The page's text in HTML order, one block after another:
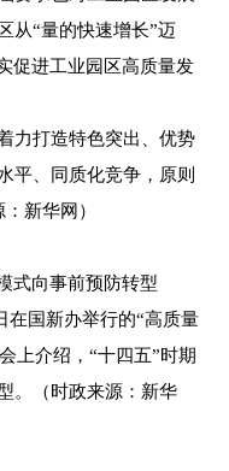
从“量的快速增长”迈
促进工业园区高质量发
力打造特色突出、优势
平、同质化竞争，原则
新华网）
式向事前预防转型
在国新办举行的“高质量
上介绍，“十四五”时期
。（时政来源：新华